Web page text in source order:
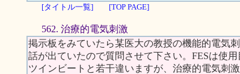
[タイトル一覧]
[TOP PAGE]
562. 治療的電気刺激
掲示板をみていたら某医大の教授の機能的電気
話が出ていたので質問させて下さい。FESは使用
ツインビートと若干違いますが、治療的電気刺